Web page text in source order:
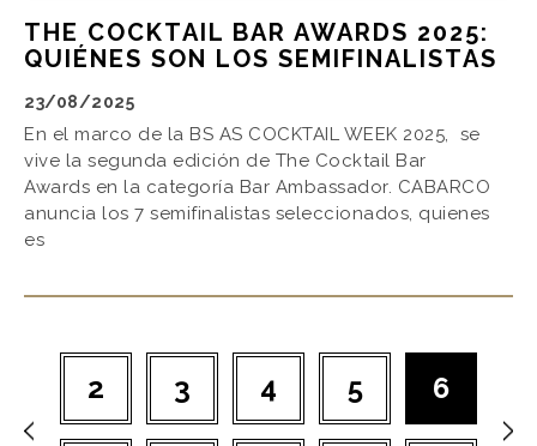
THE COCKTAIL BAR AWARDS 2025:
QUIÉNES SON LOS SEMIFINALISTAS
23/08/2025
En el marco de la BS AS COCKTAIL WEEK 2025, se
vive la segunda edición de The Cocktail Bar
Awards en la categoría Bar Ambassador. CABARCO
anuncia los 7 semifinalistas seleccionados, quienes
es
2 3 4 5 6